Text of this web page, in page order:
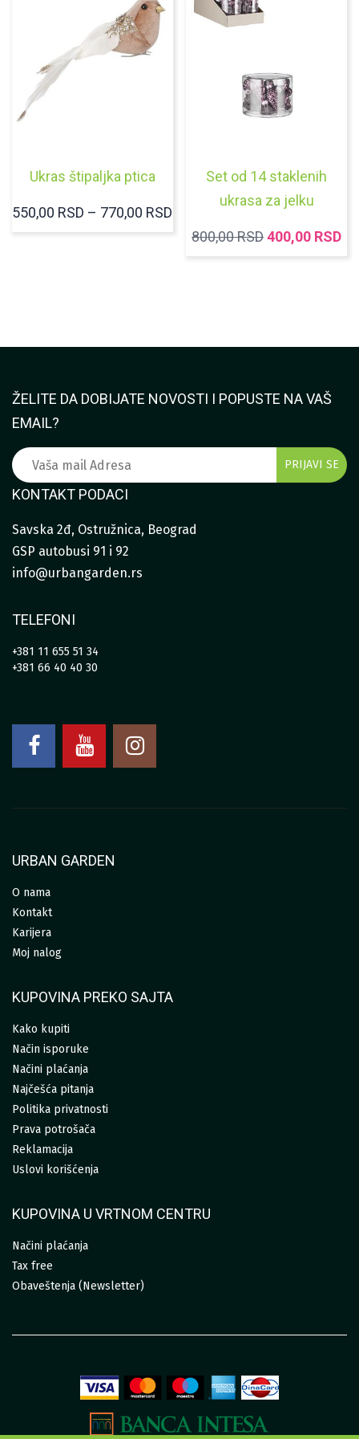
Ukras štipaljka ptica
550,00 RSD – 770,00 RSD RASPON
CENA:
Set od 14 staklenih
ukrasa za jelku
800,00RSDORIGINALNA
400,00 RSD
ŽELITE DA DOBIJATE NOVOSTI I POPUSTE NA VAŠ
EMAIL?
KONTAKT PODACI
Savska 2đ, Ostružnica, Beograd
GSP autobusi 91 i 92
info@urbangarden.rs
TELEFONI
+381 11 655 51 34
+381 66 40 40 30
URBAN GARDEN
O nama
Kontakt
Karijera
Moj nalog
KUPOVINA PREKO SAJTA
Kako kupiti
Način isporuke
Načini plaćanja
Najčešća pitanja
Politika privatnosti
Prava potrošača
Reklamacija
Uslovi korišćenja
KUPOVINA U VRTNOM CENTRU
Načini plaćanja
Tax free
Obaveštenja (Newsletter)